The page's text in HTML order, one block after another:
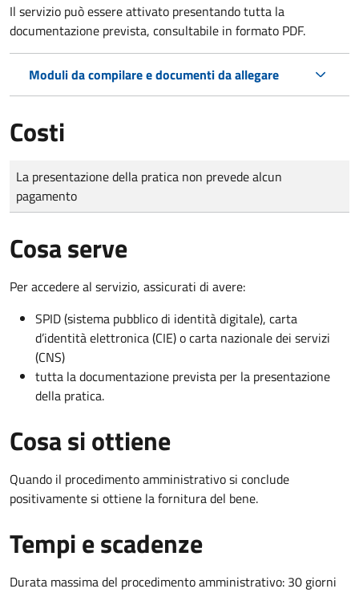
Il servizio può essere attivato presentando tutta la
documentazione prevista, consultabile in formato PDF.
Moduli da compilare e documenti da allegare
Costi
Tipo di pagamento
Importo
La presentazione della pratica non prevede alcun
pagamento
Cosa serve
Per accedere al servizio, assicurati di avere:
SPID (sistema pubblico di identità digitale), carta
d’identità elettronica (CIE) o carta nazionale dei servizi
(CNS)
tutta la documentazione prevista per la presentazione
della pratica.
Cosa si ottiene
Quando il procedimento amministrativo si conclude
positivamente si ottiene la fornitura del bene.
Tempi e scadenze
Durata massima del procedimento amministrativo: 30 giorni